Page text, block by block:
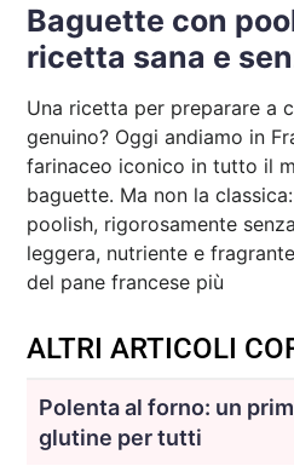
Baguette con
ricetta sana e
Una ricetta per preparare a
genuino? Oggi andiamo in
farinaceo iconico in tutto il
baguette. Ma non la
poolish, rigorosamente
leggera, nutriente e
del pane francese più
ALTRI ARTICOLI
Polenta al forno: un
glutine per tutti